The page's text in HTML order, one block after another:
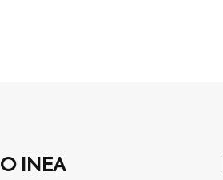
O INEA